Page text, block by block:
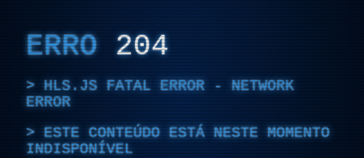
ERRO 204
HLS.JS FATAL ERROR - NETWORK
ERROR
ESTE CONTEÚDO ESTÁ NESTE MOMENTO
INDISPONÍVEL